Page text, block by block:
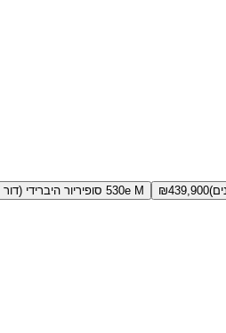
₪439,900 530e M סופיריור היברידי (דור 7 מתיחת פנים)